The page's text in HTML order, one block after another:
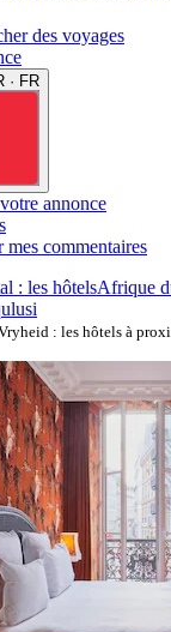
des voyages
· FR
annonce
mes commentaires
: les hôtelsAfrique
: les hôtels à